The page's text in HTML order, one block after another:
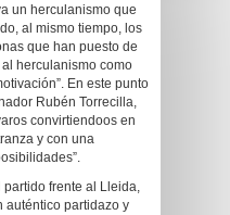
un herculanismo que
al mismo tiempo, los
que han puesto de
herculanismo como
En este punto
Rubén Torrecilla,
convirtiendoos en
y con una
partido frente al Lleida,
auténtico partidazo y